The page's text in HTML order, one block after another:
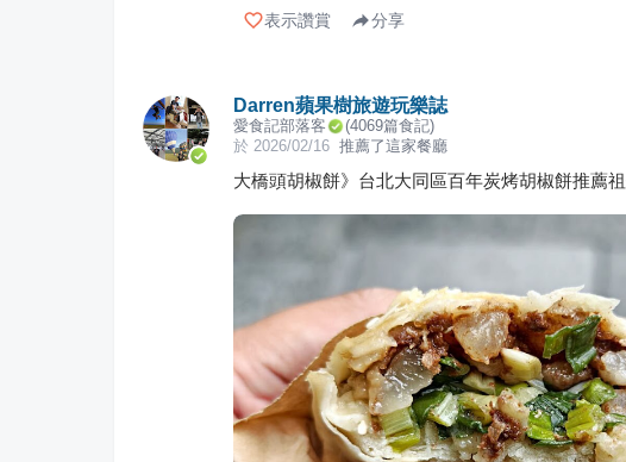
表示讚賞 分享
Darren蘋果樹旅遊玩樂誌
愛食記部落客 (4069篇食記)
於 2026/02/16 推薦了這家餐廳
大橋頭胡椒餅》台北大同區百年炭烤胡椒餅推薦